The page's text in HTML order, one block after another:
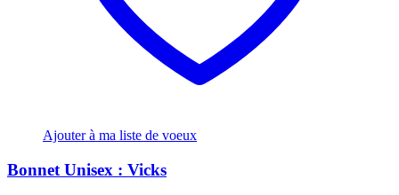
Ajouter à ma liste de voeux
Bonnet Unisex : Vicks